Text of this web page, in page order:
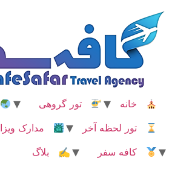
محتوا
خانه تور گروهی
تور لحظه آخر
مدارک ویزا
کافه سفر
✍ بلاگ